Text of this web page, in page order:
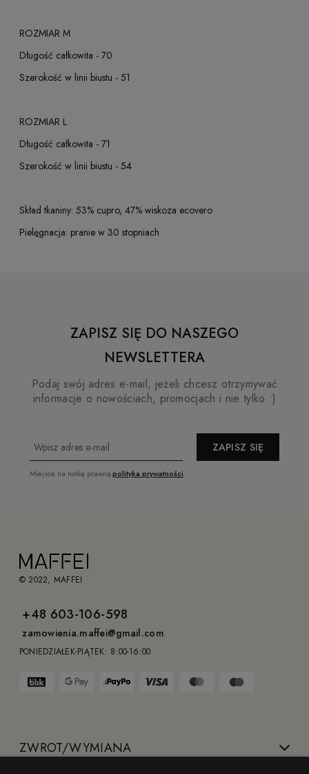
ROZMIAR M
Długość całkowita - 70
Szerokość w linii biustu - 51
ROZMIAR L
Długość całkowita - 71
Szerokość w linii biustu - 54
Skład tkaniny: 53% cupro, 47% wiskoza ecovero
Pielęgnacja: pranie w 30 stopniach
ZAPISZ SIĘ DO NASZEGO
NEWSLETTERA
Podaj swój adres e-mail, jeżeli chcesz otrzymywać
informacje o nowościach, promocjach i nie tylko :)
ZAPISZ SIĘ
Miejsce na notkę prawną polityka prywatności
© 2022, MAFFEI
+48 603-106-598
zamowienia.maffei@gmail.com
PONIEDZIAŁEK-PIĄTEK: 8:00-16:00
ZWROT/WYMIANA